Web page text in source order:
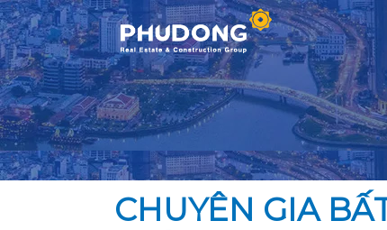
Skip
to
content
CHUYÊN GIA